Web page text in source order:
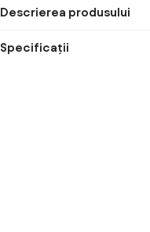
Descrierea produsului
Specificații